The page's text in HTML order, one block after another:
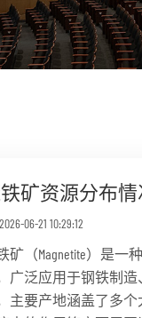
矿资源分布
2026-06-21 10:29:12
矿（Magnetite）是
广泛应用于钢铁制
主要产地涵盖了多